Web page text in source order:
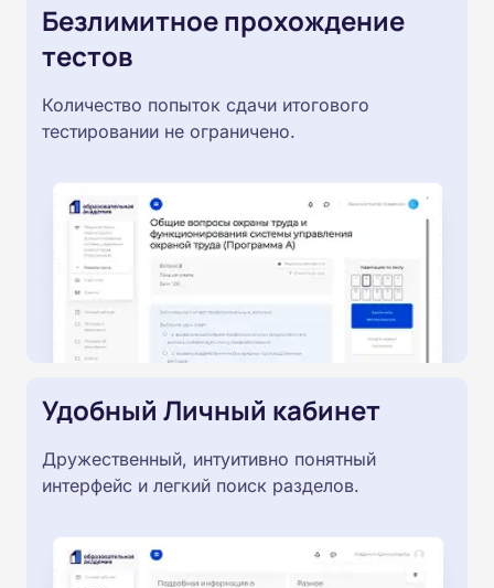
Безлимитное прохождение
тестов
Количество попыток сдачи итогового
тестировании не ограничено.
Удобный Личный кабинет
Дружественный, интуитивно понятный
интерфейс и легкий поиск разделов.